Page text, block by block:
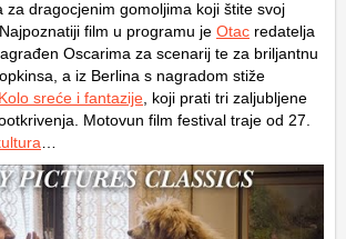
za dragocjenim gomoljima koji štite svoj
film u programu je Otac redatelja
Oscarima za scenarij te za briljantnu
a iz Berlina s nagradom stiže
Kolo sreće i fantazije , koji prati tri zaljubljene
Motovun film festival traje od 27.